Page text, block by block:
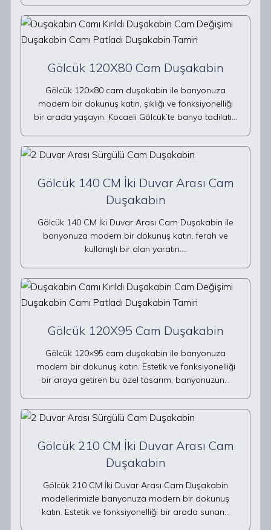
Gölcük 120X80 Cam Duşakabin
Gölcük 120×80 cam duşakabin ile banyonuza
modern bir dokunuş katın, şıklığı ve fonksiyonelliği
bir arada yaşayın. Kocaeli Gölcük’te banyo tadilatı…
Gölcük 140 CM İki Duvar Arası Cam
Duşakabin
Gölcük 140 CM İki Duvar Arası Cam Duşakabin ile
banyonuza modern bir dokunuş katın, ferah ve
kullanışlı bir alan yaratın.…
Gölcük 120X95 Cam Duşakabin
Gölcük 120×95 cam duşakabin ile banyonuza
modern bir dokunuş katın. Estetik ve fonksiyonelliği
bir araya getiren bu özel tasarım, banyonuzun…
Gölcük 210 CM İki Duvar Arası Cam
Duşakabin
Gölcük 210 CM İki Duvar Arası Cam Duşakabin
modellerimizle banyonuza modern bir dokunuş
katın. Estetik ve fonksiyonelliği bir arada sunan…